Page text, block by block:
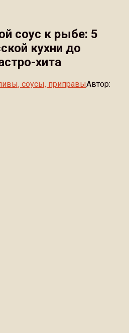
соус к рыбе: 5
кухни до
хита
соусы, приправыАвтор: